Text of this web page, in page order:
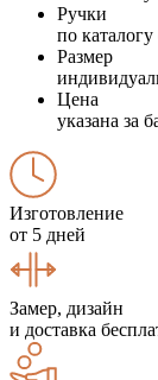
Ручки
по
Размер
Цена
указана за
Изготовление
от 5 дней
Замер, дизайн
и доставка